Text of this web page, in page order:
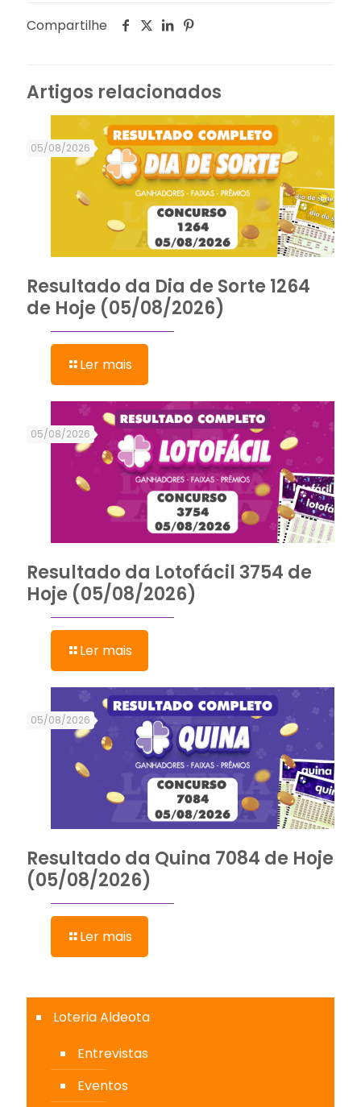
Compartilhe
Artigos relacionados
05/08/2026
Resultado da Dia de Sorte 1264
de Hoje (05/08/2026)
Ler mais
05/08/2026
Resultado da Lotofácil 3754 de
Hoje (05/08/2026)
Ler mais
05/08/2026
Resultado da Quina 7084 de Hoje
(05/08/2026)
Ler mais
Loteria Aldeota
Entrevistas
Eventos